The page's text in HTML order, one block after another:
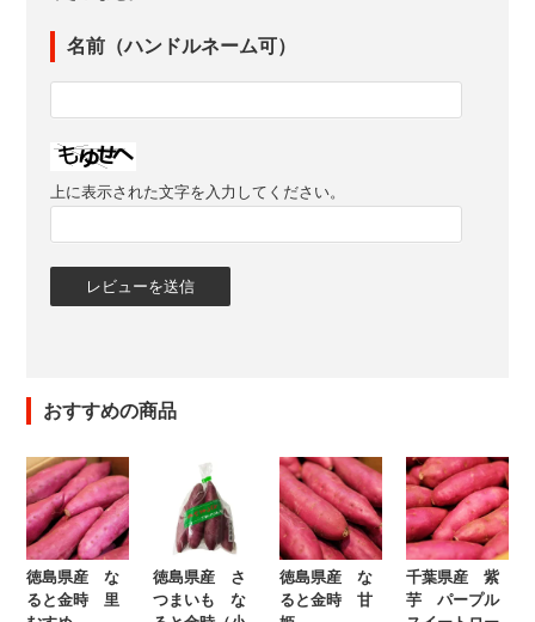
名前（ハンドルネーム可）
上に表示された文字を入力してください。
おすすめの商品
徳島県産 な
ると金時 里
徳島県産 さ
つまいも な
徳島県産 な
ると金時 甘
千葉県産 紫
芋 パープル